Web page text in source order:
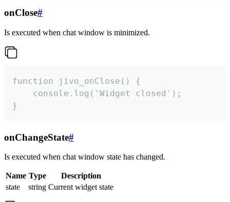
onClose#
Is executed when chat window is minimized.
function jivo_onClose() {
    console.log('Widget closed');
}
onChangeState#
Is executed when chat window state has changed.
Name Type
Description
state
string Current widget state